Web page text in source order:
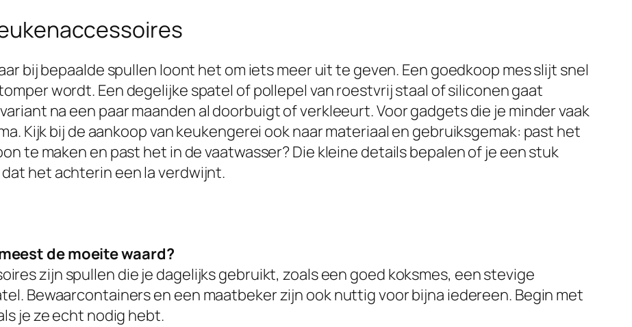
bij bepaalde spullen loont het om iets meer uit te geven. Een goedkoop mes slijt snel
wordt. Een degelijke spatel of pollepel van roestvrij staal of siliconen gaat
na een paar maanden al doorbuigt of verkleeurt. Voor gadgets die je minder vaak
Kijk bij de aankoop van keukengerei ook naar materiaal en gebruiksgemak: past het
te maken en past het in de vaatwasser? Die kleine details bepalen of je een stuk
het achterin een la verdwijnt.
de moeite waard?
zijn spullen die je dagelijks gebruikt, zoals een goed koksmes, een stevige
Bewaarcontainers en een maatbeker zijn ook nuttig voor bijna iedereen. Begin met
je ze echt nodig hebt.